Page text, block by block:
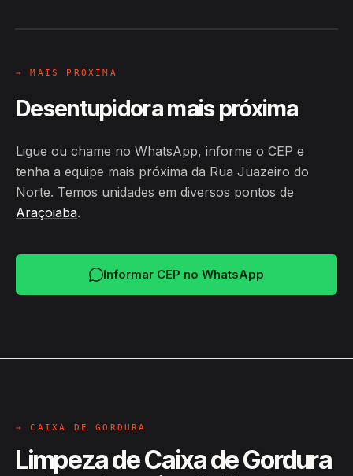
→ MAIS PRÓXIMA
Desentupidora mais próxima
Ligue ou chame no WhatsApp, informe o CEP e
tenha a equipe mais próxima da Rua Juazeiro do
Norte. Temos unidades em diversos pontos de
Araçoiaba.
Informar CEP no WhatsApp
→ CAIXA DE GORDURA
Limpeza de Caixa de Gordura